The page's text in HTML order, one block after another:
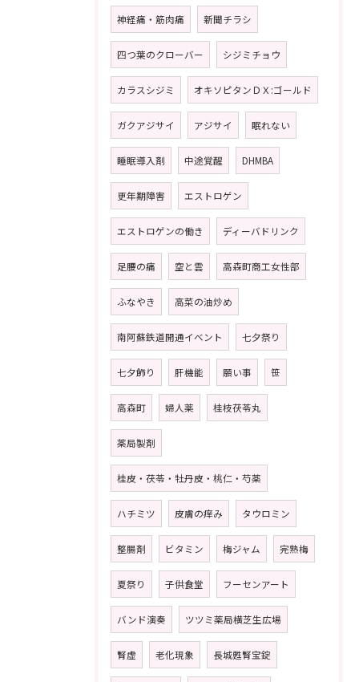
神経痛・筋肉痛 新聞チラシ
四つ葉のクローバー シジミチョウ
カラスシジミ オキソピタンＤＸ:ゴールド
ガクアジサイ アジサイ 眠れない
睡眠導入剤 中途覚醒 DHMBA
更年期障害 エストロゲン
エストロゲンの働き ディーバドリンク
足腰の痛 空と雲 高森町商工女性部
ふなやき 高菜の油炒め
南阿蘇鉄道開通イベント 七夕祭り
七夕飾り 肝機能 願い事 笹
高森町 婦人薬 桂枝茯苓丸
薬局製剤
桂皮・茯苓・牡丹皮・桃仁・芍薬
ハチミツ 皮膚の痒み タウロミン
整腸剤 ビタミン 梅ジャム 完熟梅
夏祭り 子供食堂 フーセンアート
バンド演奏 ツツミ薬局横芝生広場
腎虚 老化現象 長城甦腎宝錠